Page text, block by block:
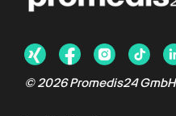
©2026Promedis24 GmbH